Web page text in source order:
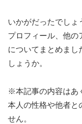
いかがだったでしょ
プロフィール、他の
についてまとめまし
しょうか。
※本記事の内容はあ
本人の性格や他者と
せん。